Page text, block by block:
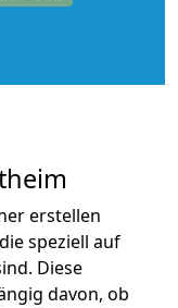
erstellen
speziell auf
Diese
davon, ob